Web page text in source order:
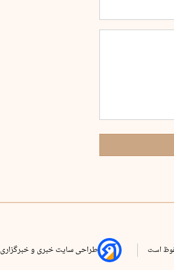
است طراحی سایت خبری و